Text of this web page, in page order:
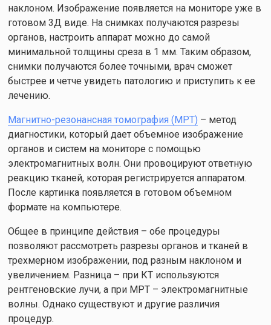
наклоном. Изображение появляется на мониторе уже в
готовом 3Д виде. На снимках получаются разрезы
органов, настроить аппарат можно до самой
минимальной толщины среза в 1 мм. Таким образом,
снимки получаются более точными, врач сможет
быстрее и четче увидеть патологию и приступить к ее
лечению.
Магнитно-резонансная томография (МРТ) – метод
диагностики, который дает объемное изображение
органов и систем на мониторе с помощью
электромагнитных волн. Они провоцируют ответную
реакцию тканей, которая регистрируется аппаратом.
После картинка появляется в готовом объемном
формате на компьютере.
Общее в принципе действия – обе процедуры
позволяют рассмотреть разрезы органов и тканей в
трехмерном изображении, под разным наклоном и
увеличением. Разница – при КТ используются
рентгеновские лучи, а при МРТ – электромагнитные
волны. Однако существуют и другие различия
процедур.